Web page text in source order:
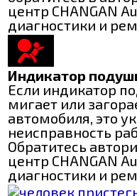
центр CHANGAN
диагностики и
Индикатор
Если индикатор
мигает или
автомобиля, это
неисправность
Обратитесь
центр CHANGAN
диагностики и